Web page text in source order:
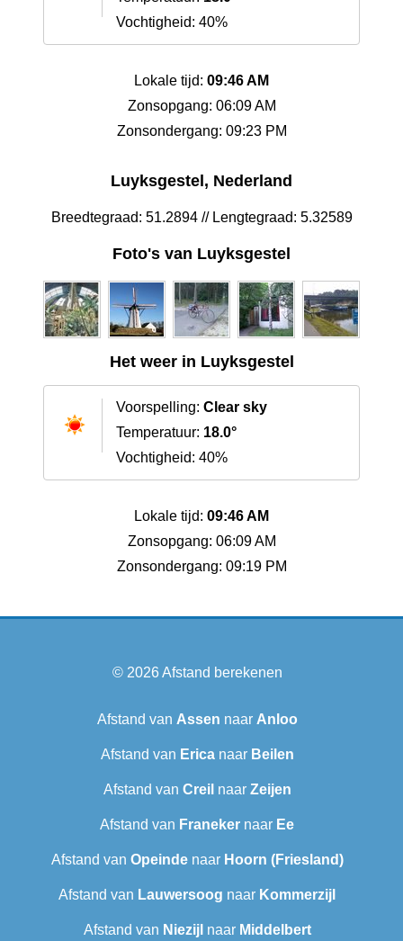
Vochtigheid: 40%
Lokale tijd: 09:46 AM
Zonsopgang: 06:09 AM
Zonsondergang: 09:23 PM
Luyksgestel, Nederland
Breedtegraad: 51.2894 // Lengtegraad: 5.32589
Foto's van Luyksgestel
Het weer in Luyksgestel
Voorspelling: Clear sky
Temperatuur: 18.0°
Vochtigheid: 40%
Lokale tijd: 09:46 AM
Zonsopgang: 06:09 AM
Zonsondergang: 09:19 PM
© 2026Afstand berekenen
Afstand van Assen naar Anloo
Afstand van Ericanaar Beilen
Afstand van Creil naar Zeijen
Afstand van Franeker naar Ee
Afstand van Opeindenaar Hoorn (Friesland)
Afstand van Lauwersoog naar Kommerzijl
Afstand van Niezijl naar Middelbert